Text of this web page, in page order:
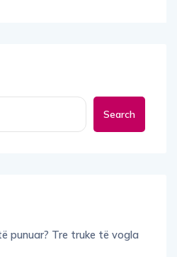
Search
punuar? Tre truke të vogla